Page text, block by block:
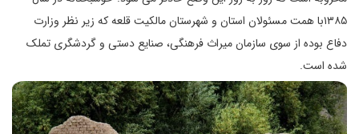
۱۳۸۵با همت مسئولان استان و شهرستان مالکیت قلعه که زیر نظر وزارت
دفاع بوده از سوی سازمان میراث فرهنگی، صنایع دستی و گردشگری تملک
شده است.